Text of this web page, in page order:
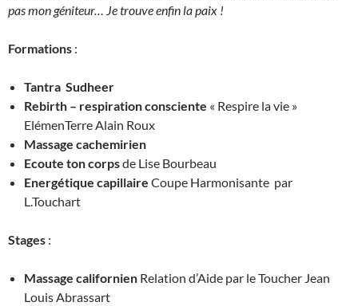
pas mon géniteur… Je trouve enfin la paix !
Formations :
Tantra Sudheer
Rebirth – respiration consciente « Respire la vie »
ElémenTerre Alain Roux
Massage cachemirien
Ecoute ton corpsde Lise Bourbeau
Energétique capillaire Coupe Harmonisante par
L.Touchart
Stages :
Massage californien Relation d’Aide par le Toucher Jean
Louis Abrassart